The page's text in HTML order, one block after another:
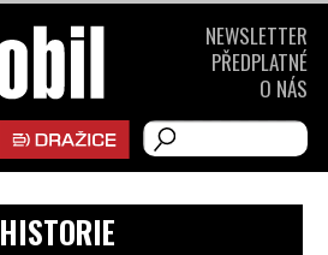
HISTORIE
NEWSLETTER
PŘEDPLATNÉ
O NÁS